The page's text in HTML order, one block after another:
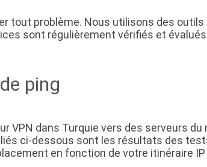
tout problème. Nous utilisons des
sont régulièrement vérifiés et
ping
dans Turquie vers des serveurs
ci-dessous sont les résultats des
en fonction de votre itinéraire IP